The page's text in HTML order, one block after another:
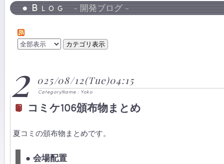
●Blog - 開発ブログ -
2 025/08/12(Tue)04:15
CategoryName : Yoko
コミケ106頒布物まとめ
夏コミの頒布物まとめです。
● 会場配置